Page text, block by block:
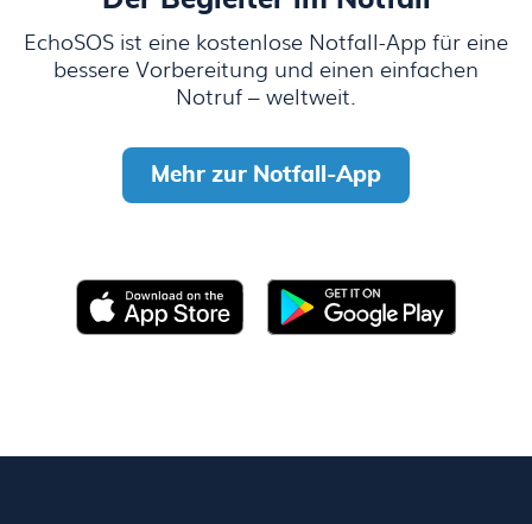
EchoSOS ist eine kostenlose Notfall-App für eine
bessere Vorbereitung und einen einfachen
Notruf – weltweit.
Mehr zur Notfall-App